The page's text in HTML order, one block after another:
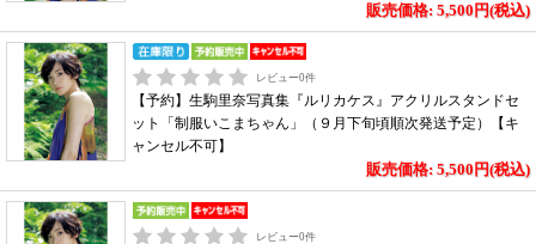
販売価格: 5,500円(税込)
レビュー0件
【予約】生駒里奈写真集『ルリカケス』アクリルスタンドセ
ット「制服いこまちゃん」（９月下旬頃順次発送予定）【キ
ャンセル不可】
販売価格: 5,500円(税込)
レビュー0件